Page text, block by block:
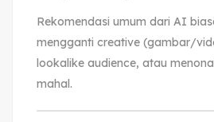
Rekomendasi umum dari AI
mengganti creative (gambar/
lookalike audience, atau
mahal.